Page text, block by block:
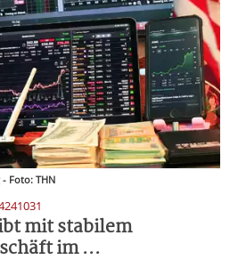
Foto: THN
mit stabilem
im ...